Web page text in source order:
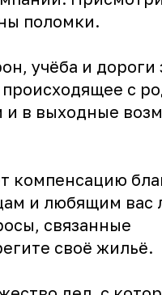
поломки.
учёба и дороги
с
в выходные
компенсацию
и любящим вас
связанные
своё жильё.